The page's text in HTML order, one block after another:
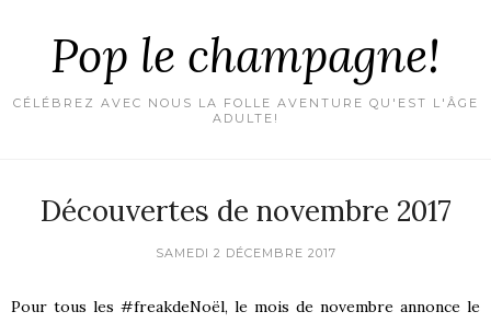
Pop le champagne!
CÉLÉBREZ AVEC NOUS LA FOLLE AVENTURE QU'EST L'ÂGE
ADULTE!
Découvertes de novembre 2017
SAMEDI 2 DÉCEMBRE 2017
Pour tous les #freakdeNoël, le mois de novembre annonce le